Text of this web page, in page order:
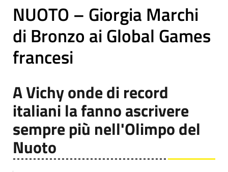
NUOTO – Giorgia Marchi
di Bronzo ai Global Games
francesi
A Vichy onde di record
italiani la fanno ascrivere
sempre più nell'Olimpo del
Nuoto